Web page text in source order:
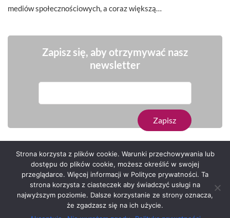
mediów społecznościowych, a coraz większą…
Zapisz się, aby otrzymywać nasz
newsletter
Serwis zaprojektował Grzegorz Sztank .
Strona korzysta z plików cookie. Warunki przechowywania lub
dostępu do plików cookie, możesz określić w swojej
przeglądarce. Więcej informacji w Polityce prywatności. Ta
strona korzysta z ciasteczek aby świadczyć usługi na
najwyższym poziomie. Dalsze korzystanie ze strony oznacza,
że zgadzasz się na ich użycie.